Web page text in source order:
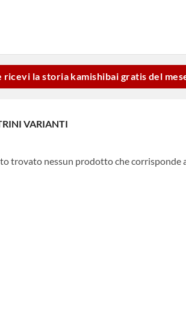
ricevi la storia kamishibai gratis del
VARIANTI
trovato nessun prodotto che corrisponde